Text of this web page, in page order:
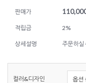
판매가
적립금 2%
상세설명 주문하실
컬러&디자인